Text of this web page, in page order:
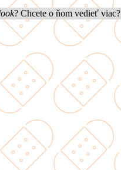
? Chcete o ňom vedieť viac?